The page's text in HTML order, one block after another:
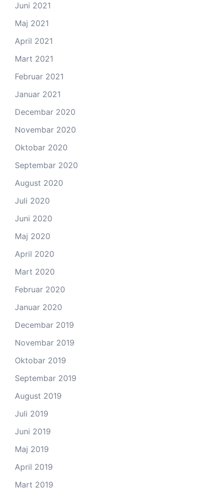
Juni 2021
Maj 2021
April 2021
Mart 2021
Februar 2021
Januar 2021
Decembar 2020
Novembar 2020
Oktobar 2020
Septembar 2020
August 2020
Juli 2020
Juni 2020
Maj 2020
April 2020
Mart 2020
Februar 2020
Januar 2020
Decembar 2019
Novembar 2019
Oktobar 2019
Septembar 2019
August 2019
Juli 2019
Juni 2019
Maj 2019
April 2019
Mart 2019